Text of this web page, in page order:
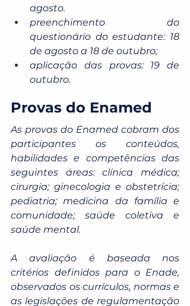
agosto.
preenchimento do
questionário do estudante: 18
de agosto a 18 de outubro;
aplicação das provas: 19 de
outubro.
Provas do Enamed
As provas do Enamed cobram dos
participantes os conteúdos,
habilidades e competências das
seguintes áreas: clínica médica;
cirurgia; ginecologia e obstetrícia;
pediatria; medicina da família e
comunidade; saúde coletiva e
saúde mental.
A avaliação é baseada nos
critérios definidos para o Enade,
observados os currículos, normas e
as legislações de regulamentação